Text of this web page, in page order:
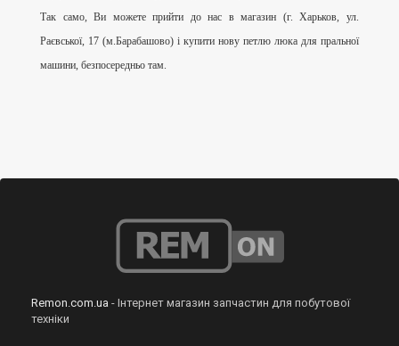
Так само, Ви можете прийти до нас в магазин (г. Харьков, ул.
Раєвської, 17 (м.Барабашово) і купити нову петлю люка для пральної
машини, безпосередньо там.
Remon.com.ua - Інтернет магазин запчастин для побутової
техніки